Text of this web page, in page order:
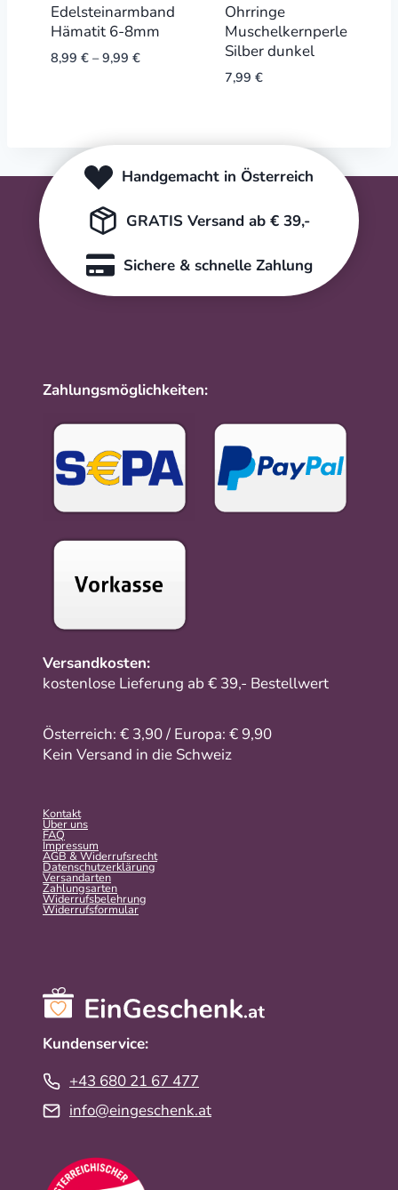
Edelsteinarmband
Hämatit 6-8mm
8,99 €–9,99 €
Ohrringe
Muschelkernperle
Silber dunkel
7,99 €
Handgemacht in Österreich
GRATIS Versand ab € 39,-
Sichere & schnelle Zahlung
Zahlungsmöglichkeiten:
Versandkosten:
kostenlose Lieferung ab € 39,- Bestellwert
Österreich: € 3,90 / Europa: € 9,90
Kein Versand in die Schweiz
Kontakt
Über uns
FAQ
Impressum
AGB & Widerrufsrecht
Datenschutzerklärung
Versandarten
Zahlungsarten
Widerrufsbelehrung
Widerrufs­formular
Kundenservice:
+43 680 21 67 477
info@eingeschenk.at